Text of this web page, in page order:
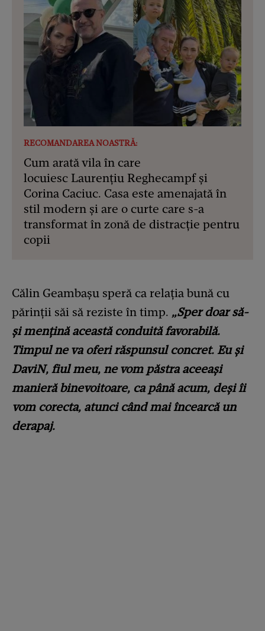
RECOMANDAREA NOASTRĂ:
Cum arată vila în care
locuiesc Laurențiu Reghecampf și
Corina Caciuc. Casa este amenajată în
stil modern și are o curte care s-a
transformat în zonă de distracție pentru
copii
Călin Geambașu speră ca relația bună cu
părinții săi să reziste în timp. „Sper doar să-
și mențină această conduită favorabilă.
Timpul ne va oferi răspunsul concret. Eu și
DaviN, fiul meu, ne vom păstra aceeași
manieră binevoitoare, ca până acum, deși îi
vom corecta, atunci când mai încearcă un
derapaj.